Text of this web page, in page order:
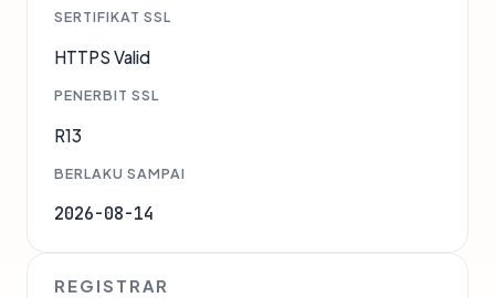
SERTIFIKAT SSL
HTTPS Valid
PENERBIT SSL
R13
BERLAKU SAMPAI
2026-08-14
REGISTRAR